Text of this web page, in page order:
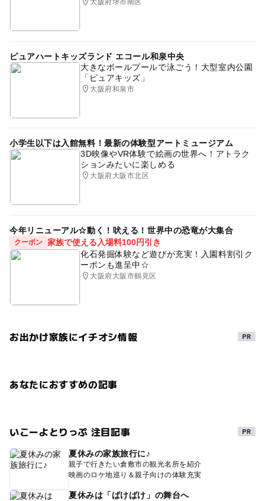
ピュアハートキッズランド エコール和泉中央
大きなボールプールで泳ごう！大型室内公園
「ピュアキッズ」
大阪府和泉市
小学生以下は入館無料！最新の体験型アートミュージアム
3D映像やVR体験で絵画の世界へ！アトラク
ションみたいに楽しめる
大阪府大阪市北区
今年リニューアル☆動く！吠える！世界中の恐竜が大集合
クーポン 家族で使える入場料100円引き
化石発掘体験など遊びが充実！入園料割引ク
ーポンも進呈中☆
大阪府大阪市鶴見区
お出かけ家族にイチオシ情報
あなたにおすすめの記事
いこーよとりっぷ 注目記事
夏休みの家族旅行に♪
親子で行きたい倉敷市の観光名所を紹介
映画のロケ地巡り＆親子向けの体験充実
夏休みは「ばけばけ」の舞台へ